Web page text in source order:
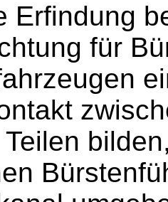
Erfindung
für